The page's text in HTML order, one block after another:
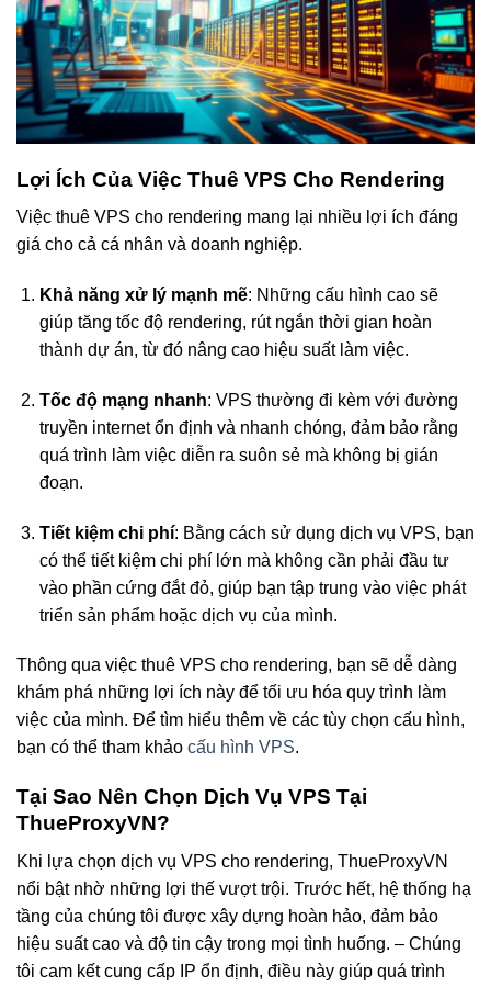
Lợi Ích Của Việc Thuê VPS Cho Rendering
Việc thuê VPS cho rendering mang lại nhiều lợi ích đáng
giá cho cả cá nhân và doanh nghiệp.
Khả năng xử lý mạnh mẽ: Những cấu hình cao sẽ
giúp tăng tốc độ rendering, rút ngắn thời gian hoàn
thành dự án, từ đó nâng cao hiệu suất làm việc.
Tốc độ mạng nhanh: VPS thường đi kèm với đường
truyền internet ổn định và nhanh chóng, đảm bảo rằng
quá trình làm việc diễn ra suôn sẻ mà không bị gián
đoạn.
Tiết kiệm chi phí: Bằng cách sử dụng dịch vụ VPS, bạn
có thể tiết kiệm chi phí lớn mà không cần phải đầu tư
vào phần cứng đắt đỏ, giúp bạn tập trung vào việc phát
triển sản phẩm hoặc dịch vụ của mình.
Thông qua việc thuê VPS cho rendering, bạn sẽ dễ dàng
khám phá những lợi ích này để tối ưu hóa quy trình làm
việc của mình. Để tìm hiểu thêm về các tùy chọn cấu hình,
bạn có thể tham khảo cấu hình VPS.
Tại Sao Nên Chọn Dịch Vụ VPS Tại
ThueProxyVN?
Khi lựa chọn dịch vụ VPS cho rendering, ThueProxyVN
nổi bật nhờ những lợi thế vượt trội. Trước hết, hệ thống hạ
tầng của chúng tôi được xây dựng hoàn hảo, đảm bảo
hiệu suất cao và độ tin cậy trong mọi tình huống. – Chúng
tôi cam kết cung cấp IP ổn định, điều này giúp quá trình